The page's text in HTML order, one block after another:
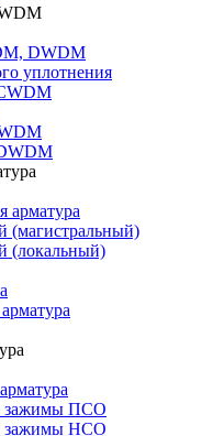
DWDM
уплотнения
арматура
(магистральный)
(локальный)
зажимы ПСО
зажимы НСО